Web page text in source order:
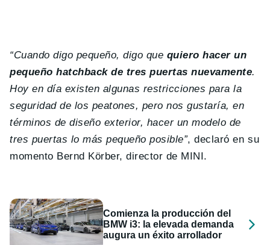
“Cuando digo pequeño, digo que quiero hacer un
pequeño hatchback de tres puertas nuevamente.
Hoy en día existen algunas restricciones para la
seguridad de los peatones, pero nos gustaría, en
términos de diseño exterior, hacer un modelo de
tres puertas lo más pequeño posible”, declaró en su
momento Bernd Körber, director de MINI.
Comienza la producción del
BMW i3: la elevada demanda
augura un éxito arrollador